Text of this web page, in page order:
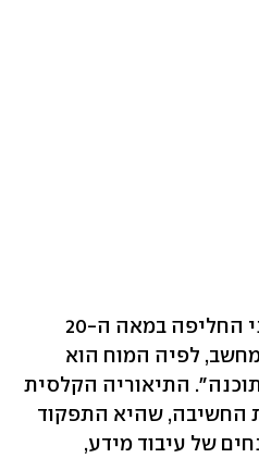
את הדואליזם הקארטזיאני החליפה במאה ה-20
לפיה המוח הוא
התיאוריה הקלסית
החשיבה, שהיא התפקוד
של עיבוד מידע,